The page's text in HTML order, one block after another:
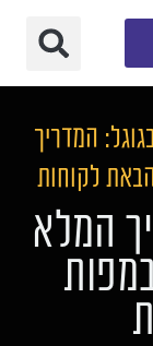
המדריך
לקוחות
המלא